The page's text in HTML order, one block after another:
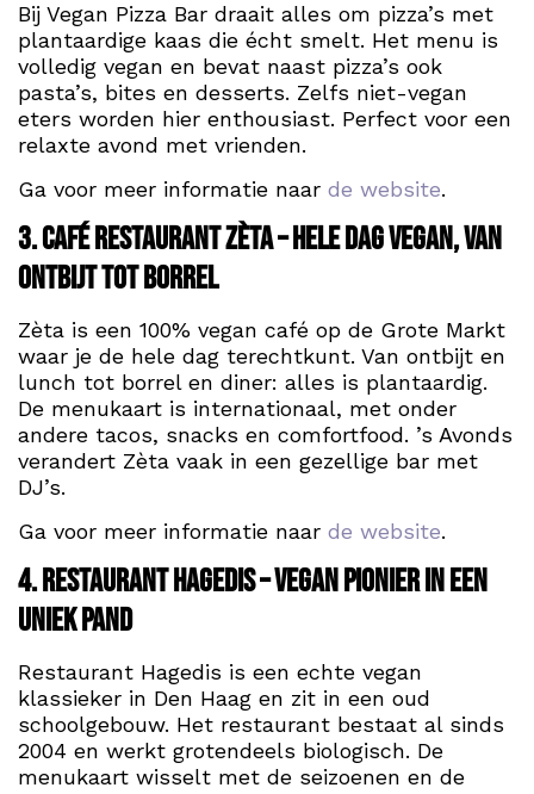
Bij Vegan Pizza Bar draait alles om pizza’s met
plantaardige kaas die écht smelt. Het menu is
volledig vegan en bevat naast pizza’s ook
pasta’s, bites en desserts. Zelfs niet-vegan
eters worden hier enthousiast. Perfect voor een
relaxte avond met vrienden.
Ga voor meer informatie naar de website.
3. Café Restaurant Zèta – Hele dag vegan, van
ontbijt tot borrel
Zèta is een 100% vegan café op de Grote Markt
waar je de hele dag terechtkunt. Van ontbijt en
lunch tot borrel en diner: alles is plantaardig.
De menukaart is internationaal, met onder
andere tacos, snacks en comfortfood. ’s Avonds
verandert Zèta vaak in een gezellige bar met
DJ’s.
Ga voor meer informatie naar de website.
4. Restaurant Hagedis – Vegan pionier in een
uniek pand
Restaurant Hagedis is een echte vegan
klassieker in Den Haag en zit in een oud
schoolgebouw. Het restaurant bestaat al sinds
2004 en werkt grotendeels biologisch. De
menukaart wisselt met de seizoenen en de